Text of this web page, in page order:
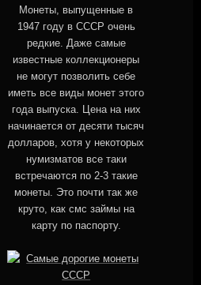
Монеты, выпущенные в
1947 году в СССР очень
редкие. Даже самые
известные коллекционеры
не могут позволить себе
иметь все виды монет этого
года выпуска. Цена на них
начинается от десяти тысяч
долларов, хотя у некоторых
нумизматов все таки
встречаются по 2-3 такие
монеты. Это почти так же
круто, как смс займы на
карту по паспорту.